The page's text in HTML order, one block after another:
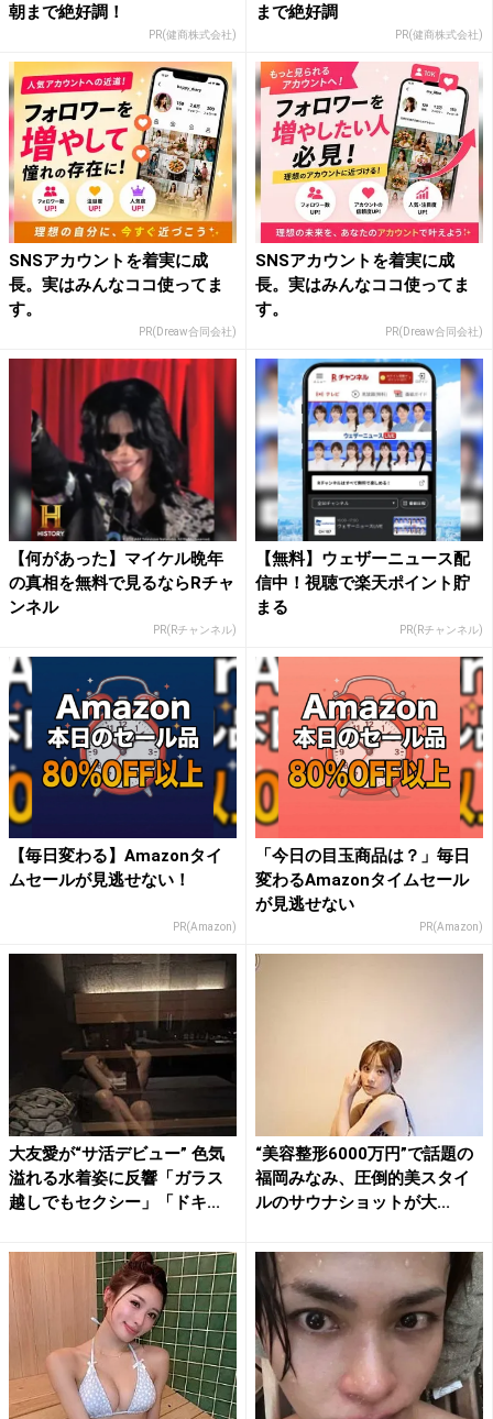
朝まで絶好調！
PR(健商株式会社)
まで絶好調
PR(健商株式会社)
SNSアカウントを着実に成
長。実はみんなココ使ってま
す。
PR(Dreaw合同会社)
SNSアカウントを着実に成
長。実はみんなココ使ってま
す。
PR(Dreaw合同会社)
【何があった】マイケル晩年
の真相を無料で見るならRチャ
ンネル
PR(Rチャンネル)
【無料】ウェザーニュース配
信中！視聴で楽天ポイント貯
まる
PR(Rチャンネル)
【毎日変わる】Amazonタイ
ムセールが見逃せない！
PR(Amazon)
「今日の目玉商品は？」毎日
変わるAmazonタイムセール
が見逃せない
PR(Amazon)
大友愛が“サ活デビュー” 色気
溢れる水着姿に反響「ガラス
越しでもセクシー」「ドキ...
“美容整形6000万円”で話題の
福岡みなみ、圧倒的美スタイ
ルのサウナショットが大...